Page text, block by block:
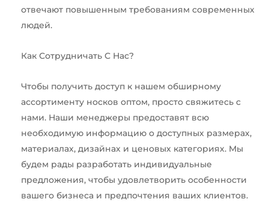
отвечают повышенным требованиям современных
людей.
Как Сотрудничать С Нас?
Чтобы получить доступ к нашем обширному
ассортименту носков оптом, просто свяжитесь с
нами. Наши менеджеры предоставят всю
необходимую информацию о доступных размерах,
материалах, дизайнах и ценовых категориях. Мы
будем рады разработать индивидуальные
предложения, чтобы удовлетворить особенности
вашего бизнеса и предпочтения ваших клиентов.